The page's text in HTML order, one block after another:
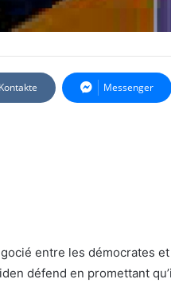
Messenger
entre les démocrates
défend en promettant